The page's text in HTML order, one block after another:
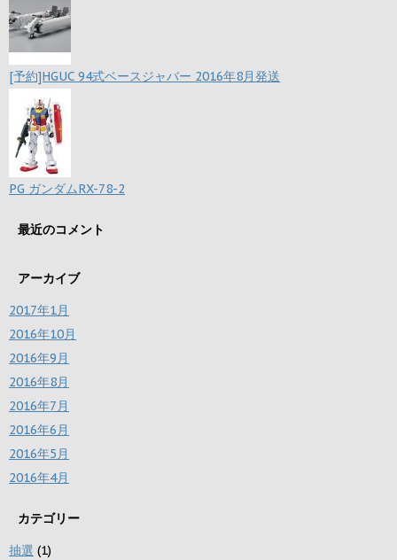
[予約]HGUC 94式ベースジャバー 2016年8月発送
PG ガンダムRX-78-2
最近のコメント
アーカイブ
2017年1月
2016年10月
2016年9月
2016年8月
2016年7月
2016年6月
2016年5月
2016年4月
カテゴリー
抽選 (1)